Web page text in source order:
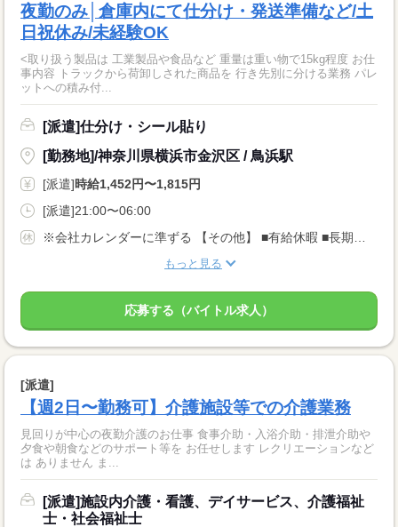
夜勤のみ│倉庫内にて仕分け・発送準備など/土
日祝休み/未経験OK
<取り扱う製品は 工業製品や食品など 重量は重い物で15kg程度 お仕
事内容 トラックから荷卸しされた商品を 行き先別に分ける業務 パレ
ットへの積み付...
[派遣]仕分け・シール貼り
[勤務地]/神奈川県横浜市金沢区 / 鳥浜駅
[派遣]時給1,452円〜1,815円
[派遣]21:00〜06:00
もっと見る
応募する（バイトル求人）
[派遣]
【週2日〜勤務可】介護施設等での介護業務
見回りが中心の夜勤介護のお仕事 食事介助・入浴介助・排泄介助や
夕食や朝食などのサポート等を お任せします レクリエーションなど
は ありません ま...
[派遣]施設内介護・看護、デイサービス、介護福祉
士・社会福祉士